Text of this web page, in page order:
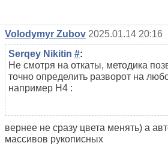
Volodymyr Zubov 2025.01.14 20:16
Serqey Nikitin #:
Не смотря на откаты, методика
точно определить разворот на
например Н4 :
вернее не сразу цвета менять) а
массивов рукописных